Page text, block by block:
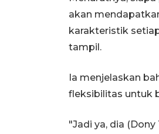
akan
karakteristik
tampil.
Ia menjelaskan
fleksibilitas untuk
"Jadi ya, dia